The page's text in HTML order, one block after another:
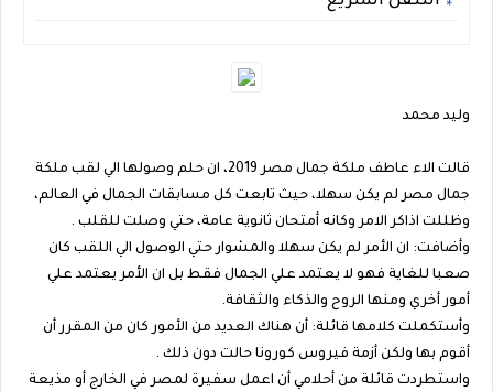
وليد محمد
قالت الاء عاطف ملكة جمال مصر 2019، ان حلم وصولها الي لقب ملكة
جمال مصر لم يكن سهلا، حيث تابعت كل مسابقات الجمال في العالم،
وظللت اذاكر الامر وكانه أمتحان ثانوية عامة، حتي وصلت للقلب .
وأضافت: ان الأمر لم يكن سهلا والمشوار حتي الوصول الي اللقب كان
صعبا للغاية فهو لا يعتمد علي الجمال فقط بل ان الأمر يعتمد علي
أمور أخري ومنها الروح والذكاء والثقافة.
وأستكملت كلامها قائلة: أن هناك العديد من الأمور كان من المقرر أن
أقوم بها ولكن أزمة فيروس كورونا حالت دون ذلك .
واستطردت قائلة من أحلامي أن اعمل سفيرة لمصر في الخارج أو مذيعة